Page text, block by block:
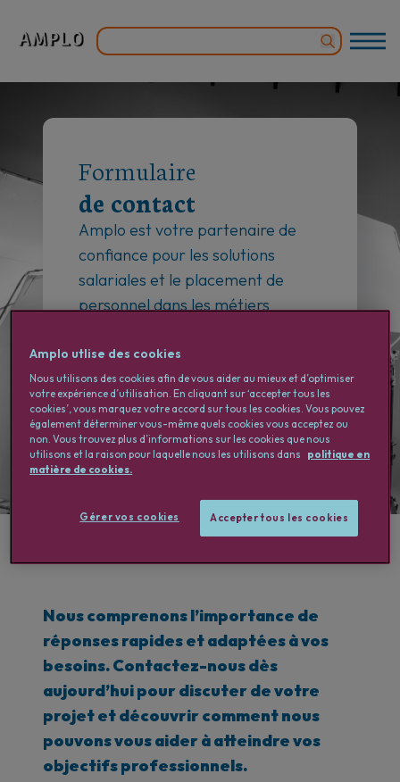
Formulaire
de contact
Amplo est votre partenaire de
confiance pour les solutions
salariales et le placement de
personnel dans les métiers
freelance à la recherche de
missions ou une entreprise en
quête de talents, notre équipe est
là pour vous accompagner.
Nous comprenons l’importance de
réponses rapides et adaptées à vos
besoins. Contactez-nous dès
aujourd’hui pour discuter de votre
projet et découvrir comment nous
pouvons vous aider à atteindre vos
objectifs professionnels.
Amplo utlise des cookies
Nous utilisons des cookies afin de vous aider au mieux et d’optimiser
votre expérience d’utilisation. En cliquant sur ‘accepter tous les
cookies’, vous marquez votre accord sur tous les cookies. Vous pouvez
également déterminer vous-même quels cookies vous acceptez ou
non. Vous trouvez plus d’informations sur les cookies que nous
utilisons et la raison pour laquelle nous les utilisons dans
politique en
matière de cookies.
Accepter tous les cookies
Gérer vos cookies